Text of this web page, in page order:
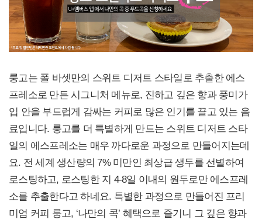
룽고는 폴 바셋만의 스위트 디저트 스타일로 추출한 에스
프레소로 만든 시그니처 메뉴로, 진하고 깊은 향과 풍미가
입 안을 부드럽게 감싸는 커피로 많은 인기를 끌고 있는 음
료입니다. 룽고를 더 특별하게 만드는 스위트 디저트 스타
일의 에스프레소는 매우 까다로운 과정으로 만들어지는데
요. 전 세계 생산량의 7% 미만인 최상급 생두를 선별하여
로스팅하고, 로스팅한 지 4-8일 이내의 원두로만 에스프레
소를 추출한다고 하네요. 특별한 과정으로 만들어진 프리
미엄 커피 룽고, ‘나만의 콕’ 혜택으로 즐기니 그 깊은 향과